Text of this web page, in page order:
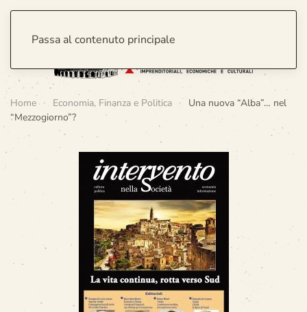
Passa al contenuto principale
Home Economia, Finanza e Politica
Una nuova “Alba”… nel
“Mezzogiorno”?